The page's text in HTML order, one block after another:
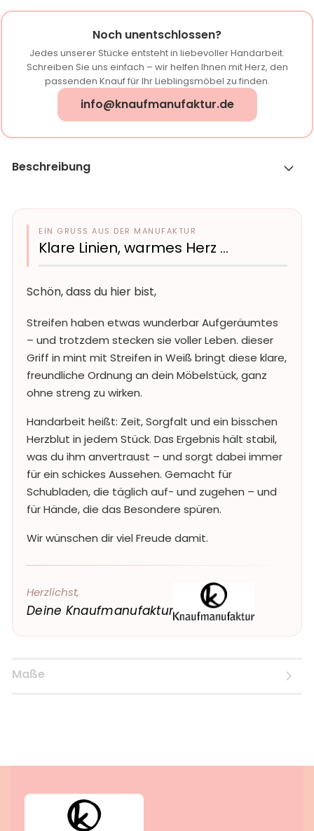
Noch unentschlossen?
Jedes unserer Stücke entsteht in liebevoller Handarbeit.
Schreiben Sie uns einfach – wir helfen Ihnen mit Herz, den
passenden Knauf für Ihr Lieblingsmöbel zu finden.
info@knaufmanufaktur.de
Beschreibung
EIN GRUSS AUS DER MANUFAKTUR
Klare Linien, warmes Herz …
Schön, dass du hier bist,
Streifen haben etwas wunderbar Aufgeräumtes
– und trotzdem stecken sie voller Leben. dieser
Griff in mint mit Streifen in Weiß bringt diese klare,
freundliche Ordnung an dein Möbelstück, ganz
ohne streng zu wirken.
Handarbeit heißt: Zeit, Sorgfalt und ein bisschen
Herzblut in jedem Stück. Das Ergebnis hält stabil,
was du ihm anvertraust – und sorgt dabei immer
für ein schickes Aussehen. Gemacht für
Schubladen, die täglich auf- und zugehen – und
für Hände, die das Besondere spüren.
Wir wünschen dir viel Freude damit.
Herzlichst,
Deine Knaufmanufaktur
Maße